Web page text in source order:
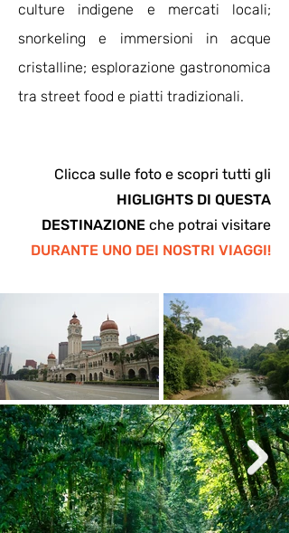
culture indigene e mercati locali;
snorkeling e immersioni in acque
cristalline; esplorazione gastronomica
tra street food e piatti tradizionali.
Clicca sulle foto e scopri tutti gli
HIGLIGHTS DI QUESTA
DESTINAZIONE che potrai visitare
DURANTE UNO DEI NOSTRI VIAGGI!